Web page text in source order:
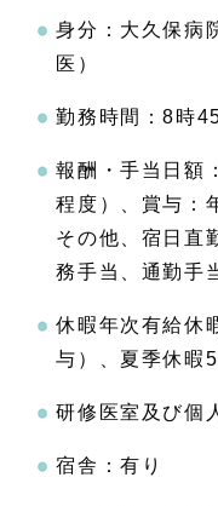
身分：大久保病
医）
勤務時間：8時
報酬・手当日額
程度）、賞与：
その他、宿日直
務手当、通勤手
休暇年次有給休
与）、夏季休暇
研修医室及び個
宿舎：有り